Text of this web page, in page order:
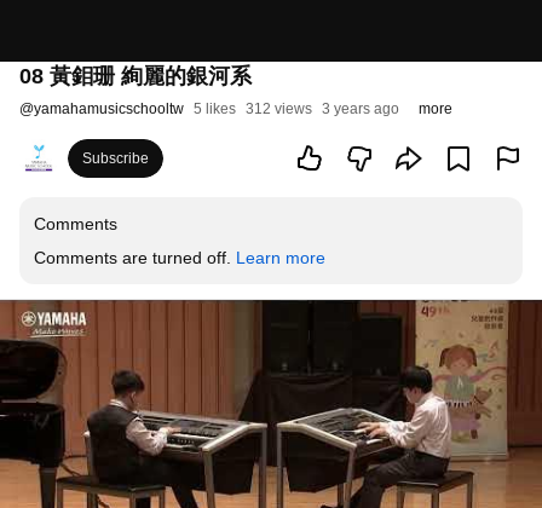
08 黃鉬珊 絢麗的銀河系
@yamahamusicschooltw 5 likes 312 views 3 years ago more
Subscribe
Comments
Comments are turned off. Learn more